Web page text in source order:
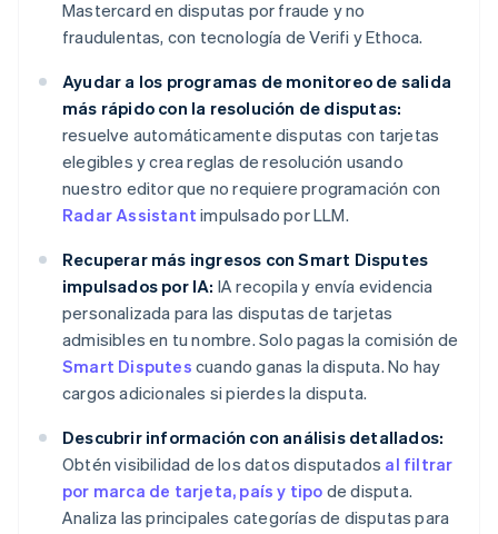
Mastercard en disputas por fraude y no
fraudulentas, con tecnología de Verifi y Ethoca.
Ayudar a los programas de monitoreo de salida
más rápido con la resolución de disputas:
resuelve automáticamente disputas con tarjetas
elegibles y crea reglas de resolución usando
nuestro editor que no requiere programación con
Radar Assistant impulsado por LLM.
Recuperar más ingresos con Smart Disputes
impulsados por IA: IA recopila y envía evidencia
personalizada para las disputas de tarjetas
admisibles en tu nombre. Solo pagas la comisión de
Smart Disputes cuando ganas la disputa. No hay
cargos adicionales si pierdes la disputa.
Descubrir información con análisis detallados:
Obtén visibilidad de los datos disputados al filtrar
por marca de tarjeta, país y tipo de disputa.
Analiza las principales categorías de disputas para